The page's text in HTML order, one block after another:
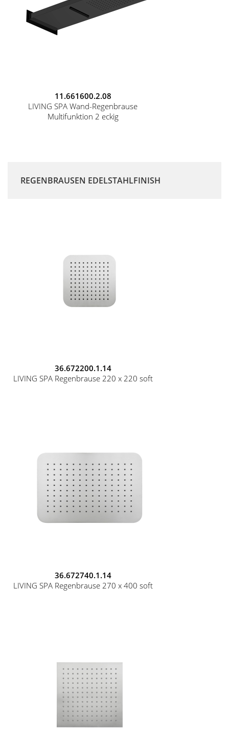
11.661600.2.08
LIVING SPA Wand-Regenbrause
Multifunktion 2 eckig
REGENBRAUSEN EDELSTAHLFINISH
36.672200.1.14
LIVING SPA Regenbrause 220 x 220 soft
36.672740.1.14
LIVING SPA Regenbrause 270 x 400 soft